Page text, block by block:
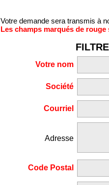
Votre demande sera transmis à
Les champs marqués de
Votre nom
Société
Courriel
Adresse
Code Postal